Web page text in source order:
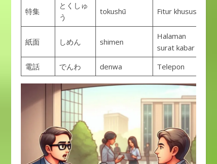
特集
とくしゅ
う
tokushū Fitur khusus
紙面 しめん shimen
Halaman
surat kabar
電話
でんわ denwa Telepon